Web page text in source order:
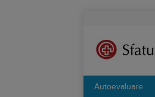
Autoevaluare